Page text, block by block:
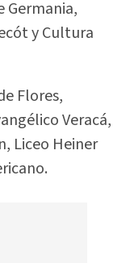
y Cultura
Flores,
Veracá,
Liceo Heiner